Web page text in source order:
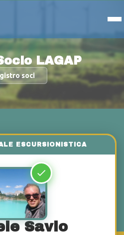
LAGAP
soci
Savio